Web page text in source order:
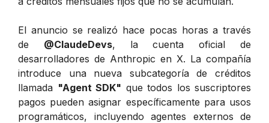
El anuncio se realizó hace pocas horas a través
de @ClaudeDevs, la cuenta oficial de
desarrolladores de Anthropic en X. La compañía
introduce una nueva subcategoría de créditos
llamada "Agent SDK" que todos los suscriptores
pagos pueden asignar específicamente para usos
programáticos, incluyendo agentes externos de